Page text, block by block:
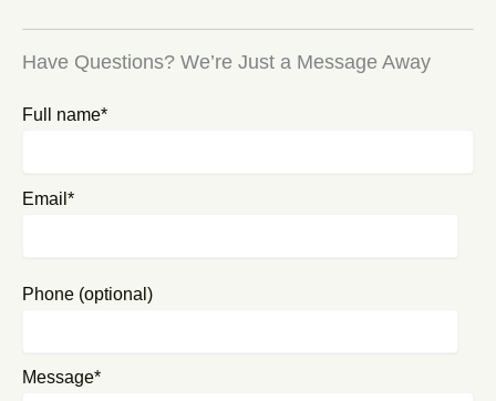
Have Questions? We’re Just a Message Away
Full name*
Email*
Phone (optional)
Message*